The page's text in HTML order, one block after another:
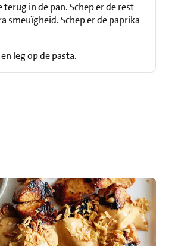
in de pan. Schep er de rest
smeuïgheid. Schep er de paprika
leg op de pasta.